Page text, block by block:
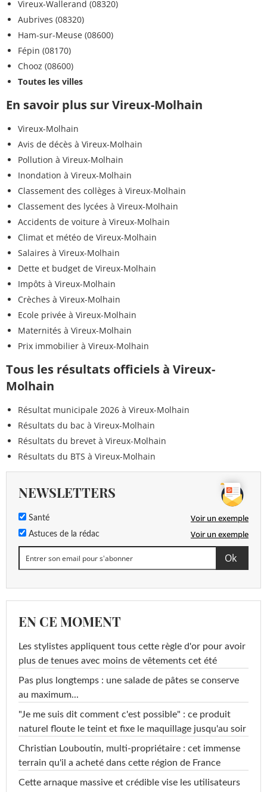
Vireux-Wallerand (08320)
Aubrives (08320)
Ham-sur-Meuse (08600)
Fépin (08170)
Chooz (08600)
Toutes les villes
En savoir plus sur Vireux-Molhain
Vireux-Molhain
Avis de décès à Vireux-Molhain
Pollution à Vireux-Molhain
Inondation à Vireux-Molhain
Classement des collèges à Vireux-Molhain
Classement des lycées à Vireux-Molhain
Accidents de voiture à Vireux-Molhain
Climat et météo de Vireux-Molhain
Salaires à Vireux-Molhain
Dette et budget de Vireux-Molhain
Impôts à Vireux-Molhain
Crèches à Vireux-Molhain
Ecole privée à Vireux-Molhain
Maternités à Vireux-Molhain
Prix immobilier à Vireux-Molhain
Tous les résultats officiels à Vireux-
Molhain
Résultat municipale 2026 à Vireux-Molhain
Résultats du bac à Vireux-Molhain
Résultats du brevet à Vireux-Molhain
Résultats du BTS à Vireux-Molhain
NEWSLETTERS
Santé Voir un exemple
Astuces de la rédac Voir un exemple
EN CE MOMENT
Les stylistes appliquent tous cette règle d'or pour avoir
plus de tenues avec moins de vêtements cet été
Pas plus longtemps : une salade de pâtes se conserve
au maximum...
"Je me suis dit comment c'est possible" : ce produit
naturel floute le teint et fixe le maquillage jusqu'au soir
Christian Louboutin, multi-propriétaire : cet immense
terrain qu'il a acheté dans cette région de France
Cette arnaque massive et crédible vise les utilisateurs